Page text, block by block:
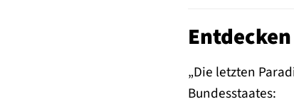
„Die letzten
Bundesstaates: